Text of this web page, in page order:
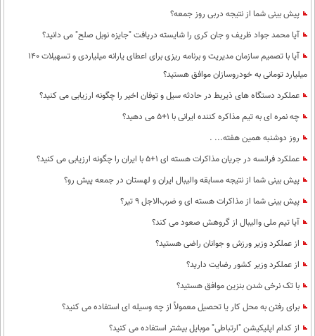
پیش بینی شما از نتیجه دربی روز جمعه؟
آیا محمد جواد ظریف و جان کری را شایسته دریافت "جایزه نوبل صلح" می دانید؟
آیا با تصمیم سازمان مدیریت و برنامه ریزی برای اعطای یارانه میلیاردی و تسهیلات 140
میلیارد تومانی به خودروسازان موافق هستید؟
عملکرد دستگاه های ذیربط در حادثه سیل و توفان اخیر را چگونه ارزیابی می کنید؟
چه نمره ای به تیم مذاکره کننده ایرانی با 1+5 می دهید؟
روز دوشنبه همین هفته... .
عملکرد فرانسه در جریان مذاکرات هسته ای 1+5 با ایران را چگونه ارزیابی می کنید؟
پیش بینی شما از نتیجه مسابقه والیبال ایران و لهستان در جمعه پیش رو؟
پیش بینی شما از مذاکرات هسته ای و ضرب‌الاجل 9 تیر؟
آیا تیم ملی والیبال از گروهش صعود می کند؟
از عملکرد وزیر ورزش و جوانان راضی هستید؟
از عملکرد وزیر کشور رضایت دارید؟
با تک نرخی شدن بنزین موافق هستید؟
برای رفتن به محل کار یا تحصیل معمولاً از چه وسیله ای استفاده می کنید؟
از کدام اپلیکیشن "ارتباطی" موبایل بیشتر استفاده می کنید؟